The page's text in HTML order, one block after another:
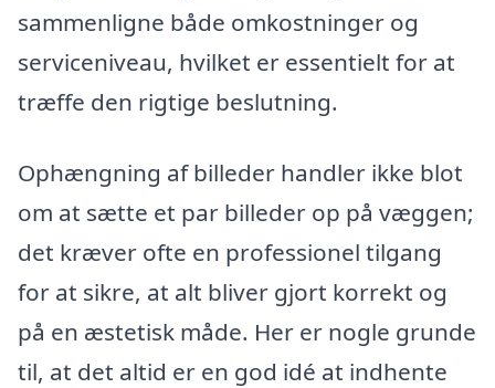
sammenligne både omkostninger og
serviceniveau, hvilket er essentielt for at
træffe den rigtige beslutning.
Ophængning af billeder handler ikke blot
om at sætte et par billeder op på væggen;
det kræver ofte en professionel tilgang
for at sikre, at alt bliver gjort korrekt og
på en æstetisk måde. Her er nogle grunde
til, at det altid er en god idé at indhente